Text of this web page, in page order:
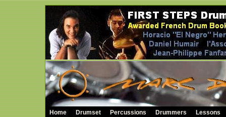
Home Drumset Percussions Drummers
Lessons